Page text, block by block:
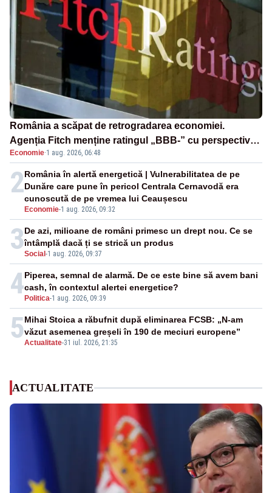
România a scăpat de retrogradarea economiei.
Agenția Fitch menține ratingul „BBB-” cu perspectivă
negativă
Economie·1 aug. 2026, 06:48
2
Economie-1 aug. 2026, 09:32
România în alertă energetică | Vulnerabilitatea de pe
Dunăre care pune în pericol Centrala Cernavodă era
cunoscută de pe vremea lui Ceaușescu
3Social -1 aug. 2026, 09:37
De azi, milioane de români primesc un drept nou. Ce se
întâmplă dacă ți se strică un produs
4 Politica-1 aug. 2026, 09:39
Piperea, semnal de alarmă. De ce este bine să avem bani
cash, în contextul alertei energetice?
5Actualitate-31 iul. 2026, 21:35
Mihai Stoica a răbufnit după eliminarea FCSB: „N-am
văzut asemenea greșeli în 190 de meciuri europene”
ACTUALITATE